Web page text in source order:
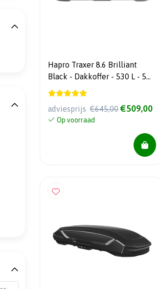
Hapro Traxer 8.6 Brilliant
Black - Dakkoffer - 530 L - 5
jaar garantie
adviesprijs €645,00 €509,00
Op voorraad